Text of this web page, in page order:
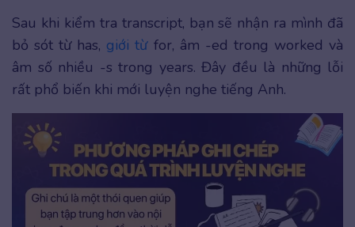
Sau khi kiểm tra transcript, bạn sẽ nhận ra mình đã
bỏ sót từ has, giới từfor, âm -ed trong worked và
âm số nhiều -s trong years. Đây đều là những lỗi
rất phổ biến khi mới luyện nghe tiếng Anh.